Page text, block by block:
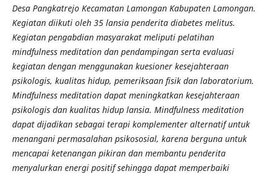
Desa Pangkatrejo Kecamatan Lamongan Kabupaten Lamongan.
Kegiatan diikuti oleh 35 lansia penderita diabetes melitus.
Kegiatan pengabdian masyarakat meliputi pelatihan
mindfulness meditation dan pendampingan serta evaluasi
kegiatan dengan menggunakan kuesioner kesejahteraan
psikologis, kualitas hidup, pemeriksaan fisik dan laboratorium.
Mindfulness meditation dapat meningkatkan kesejahteraan
psikologis dan kualitas hidup lansia. Mindfulness meditation
dapat dijadikan sebagai terapi komplementer alternatif untuk
menangani permasalahan psikososial, karena berguna untuk
mencapai ketenangan pikiran dan membantu penderita
menyalurkan energi positif sehingga dapat memperbaiki